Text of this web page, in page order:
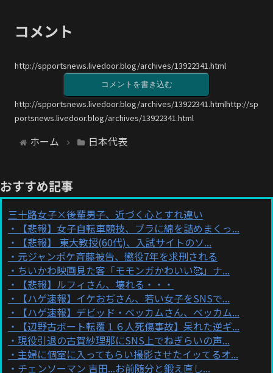
コメント
http://spportsnews.livedoor.blog/archives/13922341.html
コメントを書き込む
http://spportsnews.livedoor.blog/archives/13922341.htmlhttp://sp
portsnews.livedoor.blog/archives/13922341.html
ホーム 日本代表
おすすめ記事
三十路女子×後輩男子、近づく心とすれ違い
【悲報】女子自転車競技、ブラに綿を詰めまくっ...
【悲報】 東大教授(60代)、入試サイトのソ...
元ジャンポケ斉藤被告、懲役7年を求刑される
ちいかわ映画見た客「モモンガかわいい🥰」ナ...
【悲報】ルフィさん、壊れる・・・
【ハゲ速報】イケおぢさん、若い女子をSNSで...
【ハゲ速報】デビッド・ベッカムさん、ベッカム...
【辺野古ボート転覆１６人死傷事故】呆れた逆ギ...
現役引退の古賀紗理那にSNS上でねぎらいの声...
主婦に個室に入ってもらい撮影させたイッてるオ...
チェンソーマン 吉田...お前随分と鍛え直し...